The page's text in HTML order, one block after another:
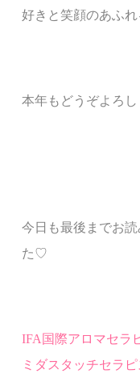
好きと笑顔のあふ
本年もどうぞよろし
今日も最後までお
た♡
IFA 国際アロマセラ
ミダスタッチセラピ